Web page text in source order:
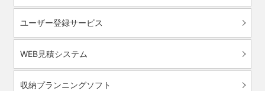
ユーザー登録サービス
WEB見積システム
収納プランニングソフト